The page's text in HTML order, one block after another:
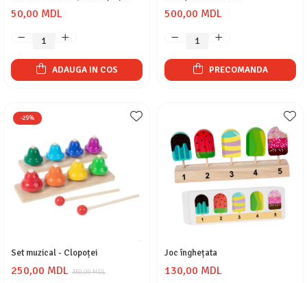
50,00 MDL
ADAUGA IN COS
500,00 MDL
PRECOMANDA
-29%
Set muzical - Clopoței
350,00 MDL
250,00 MDL
Joc înghețata
130,00 MDL